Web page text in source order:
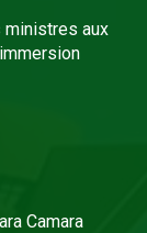
ministres aux
Camara